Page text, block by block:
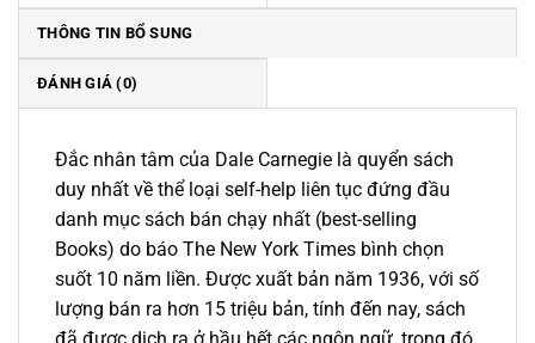
THÔNG TIN BỔ SUNG
ĐÁNH GIÁ (0)
Đắc nhân tâm của Dale Carnegie là quyển sách
duy nhất về thể loại self-help liên tục đứng đầu
danh mục sách bán chạy nhất (best-selling
Books) do báo The New York Times bình chọn
suốt 10 năm liền. Được xuất bản năm 1936, với số
lượng bán ra hơn 15 triệu bản, tính đến nay, sách